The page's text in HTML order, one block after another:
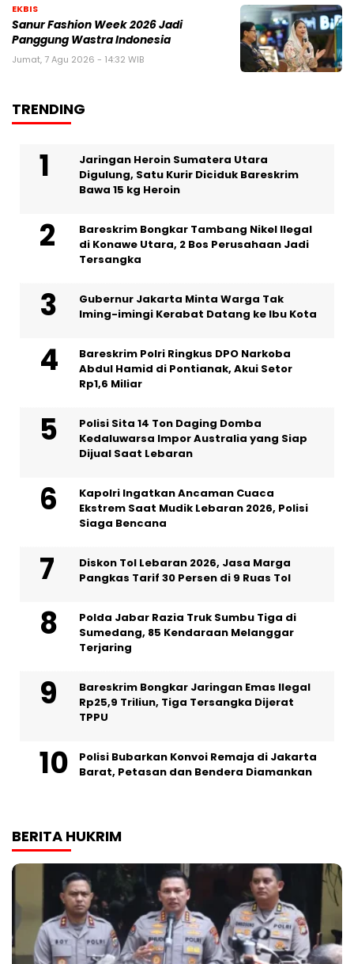
EKBIS
Sanur Fashion Week 2026 Jadi
Panggung Wastra Indonesia
Jumat, 7 Agu 2026 - 14:32 WIB
TRENDING
Jaringan Heroin Sumatera Utara
Digulung, Satu Kurir Diciduk Bareskrim
Bawa 15 kg Heroin
Bareskrim Bongkar Tambang Nikel Ilegal
di Konawe Utara, 2 Bos Perusahaan Jadi
Tersangka
Gubernur Jakarta Minta Warga Tak
Iming-imingi Kerabat Datang ke Ibu Kota
Bareskrim Polri Ringkus DPO Narkoba
Abdul Hamid di Pontianak, Akui Setor
Rp1,6 Miliar
Polisi Sita 14 Ton Daging Domba
Kedaluwarsa Impor Australia yang Siap
Dijual Saat Lebaran
Kapolri Ingatkan Ancaman Cuaca
Ekstrem Saat Mudik Lebaran 2026, Polisi
Siaga Bencana
Diskon Tol Lebaran 2026, Jasa Marga
Pangkas Tarif 30 Persen di 9 Ruas Tol
Polda Jabar Razia Truk Sumbu Tiga di
Sumedang, 85 Kendaraan Melanggar
Terjaring
Bareskrim Bongkar Jaringan Emas Ilegal
Rp25,9 Triliun, Tiga Tersangka Dijerat
TPPU
Polisi Bubarkan Konvoi Remaja di Jakarta
Barat, Petasan dan Bendera Diamankan
BERITA HUKRIM